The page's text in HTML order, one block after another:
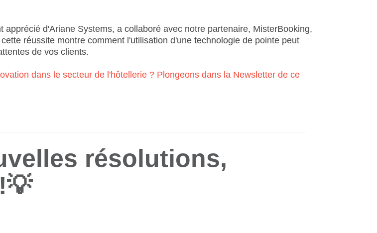
apprécié d'Ariane Systems, a collaboré avec notre partenaire, MisterBooking,
réussite montre comment l'utilisation d'une technologie de pointe peut
de vos clients.
dans le secteur de l'hôtellerie ? Plongeons dans la Newsletter de ce
résolutions,